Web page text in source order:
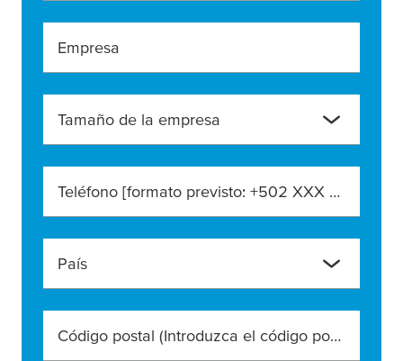
Empresa
Tamaño de la empresa
Teléfono [formato previsto: +502 XXX XXX XXXX]
País
Código postal (Introduzca el código postal exacto)